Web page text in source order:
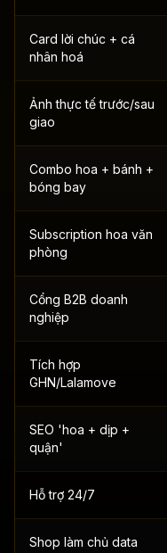
Card lời chúc + cá
nhân hoá
Ảnh thực tế trước/sau
giao
Combo hoa + bánh +
bóng bay
Subscription hoa văn
phòng
Cổng B2B doanh
nghiệp
Tích hợp
GHN/Lalamove
SEO 'hoa + dịp +
quận'
Hỗ trợ 24/7
Shop làm chủ data